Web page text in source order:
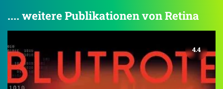
.... weitere Publikationen von Retina
4.4